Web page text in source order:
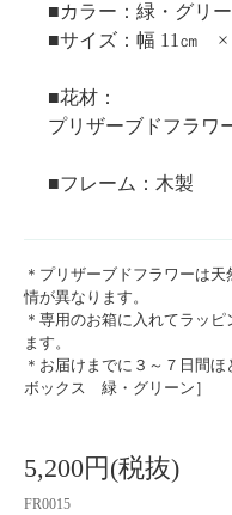
■カラー：緑・グリ
■サイズ：幅 11㎝
■花材：
プリザーブドフラワ
■フレーム：木製
＊プリザーブドフラワーは
情が異なります。
＊専用のお箱に入れてラッ
ます。
＊お届けまでに３～７日間
ボックス 緑・グリーン］
5,200円(税抜)
FR0015